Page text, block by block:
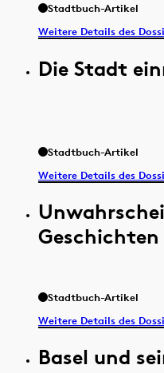
Stadtbuch-Artikel
Weitere Details des
Die Stadt
Stadtbuch-Artikel
Weitere Details des
Geschichten
Stadtbuch-Artikel
Weitere Details des
Basel und